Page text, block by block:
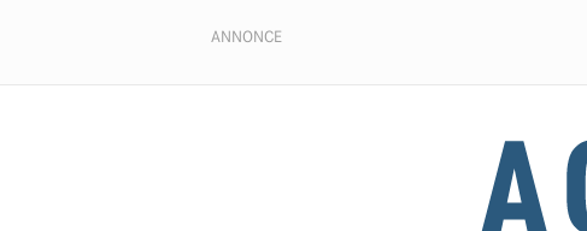
ANNONCE